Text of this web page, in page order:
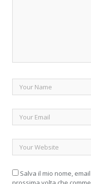
Salva il mio nome,